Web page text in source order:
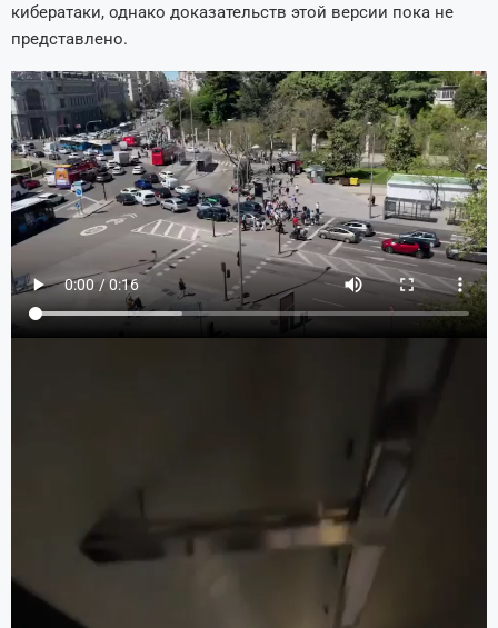
кибератаки, однако доказательств этой версии пока не
представлено.